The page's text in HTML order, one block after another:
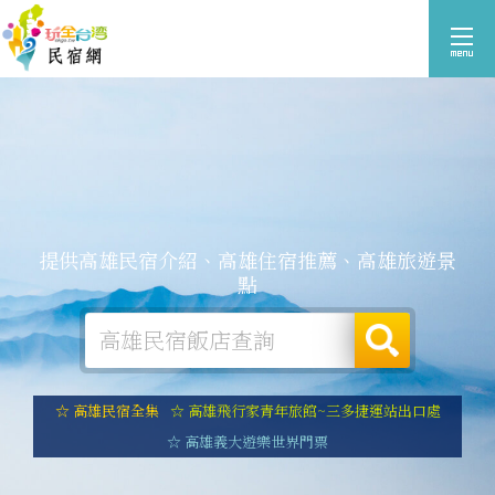
提供高雄民宿介紹、高雄住宿推薦、高雄旅遊景
點
☆ 高雄民宿全集
☆ 高雄飛行家青年旅館~三多捷運站出口處
☆ 高雄義大遊樂世界門票